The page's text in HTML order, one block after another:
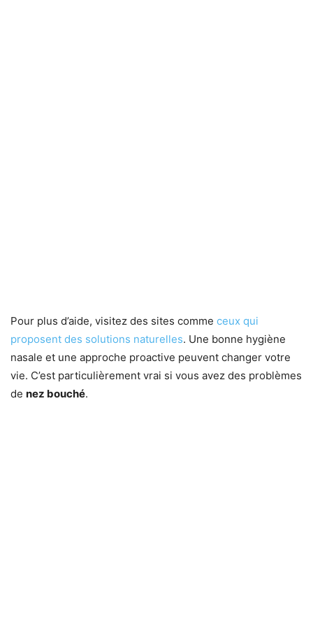
Pour plus d’aide, visitez des sites comme ceux qui
proposent des solutions naturelles. Une bonne hygiène
nasale et une approche proactive peuvent changer votre
vie. C’est particulièrement vrai si vous avez des problèmes
de nez bouché.